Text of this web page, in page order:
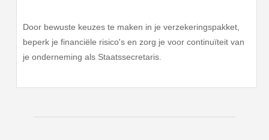
Door bewuste keuzes te maken in je verzekeringspakket,
beperk je financiële risico's en zorg je voor continuïteit van
je onderneming als Staatssecretaris.